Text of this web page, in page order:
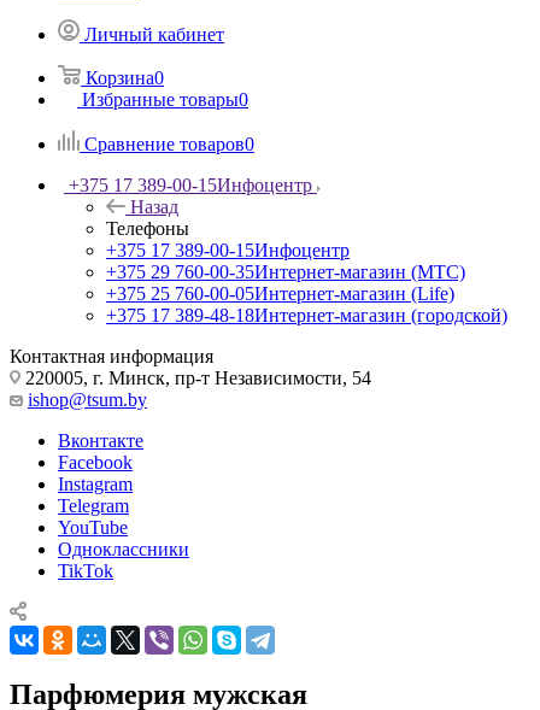
Личный кабинет
Корзина0
Избранные товары0
Сравнение товаров0
+375 17 389-00-15Инфоцентр
Назад
Телефоны
+375 17 389-00-15Инфоцентр
+375 29 760-00-35Интернет-магазин (МТС)
+375 25 760-00-05Интернет-магазин (Life)
+375 17 389-48-18Интернет-магазин (городской)
Контактная информация
220005, г. Минск, пр-т Независимости, 54
ishop@tsum.by
Вконтакте
Facebook
Instagram
Telegram
YouTube
Одноклассники
TikTok
Парфюмерия мужская